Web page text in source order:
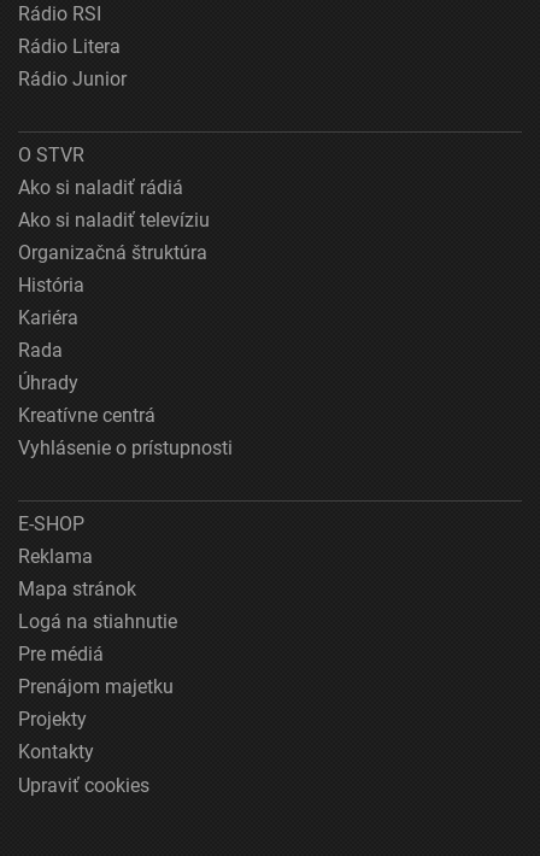
Rádio RSI
Rádio Litera
Rádio Junior
O STVR
Ako si naladiť rádiá
Ako si naladiť televíziu
Organizačná štruktúra
História
Kariéra
Rada
Úhrady
Kreatívne centrá
Vyhlásenie o prístupnosti
E-SHOP
Reklama
Mapa stránok
Logá na stiahnutie
Pre médiá
Prenájom majetku
Projekty
Kontakty
Upraviť cookies